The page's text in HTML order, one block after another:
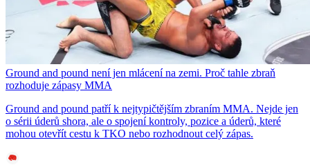
Ground and pound není jen mlácení na zemi. Proč tahle zbraň
rozhoduje zápasy MMA
Ground and pound patří k nejtypičtějším zbraním MMA. Nejde jen
o sérii úderů shora, ale o spojení kontroly, pozice a úderů, které
mohou otevřít cestu k TKO nebo rozhodnout celý zápas.